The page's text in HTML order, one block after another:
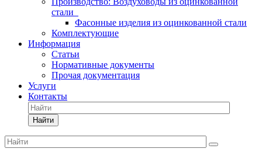
стали
Фасонные изделия из оцинкованной стали
Комплектующие
Информация
Статьи
Нормативные документы
Прочая документация
Услуги
Контакты
Найти